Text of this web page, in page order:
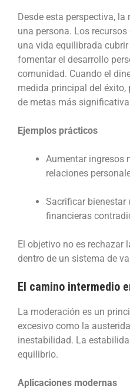
Desde esta perspectiva,
una persona. Los
una vida equilibrada
fomentar el desarrollo
comunidad. Cuando el
medida principal del éxito,
de metas más
Ejemplos prácticos
Aumentar ingresos
relaciones
Sacrificar bienestar
financieras
El objetivo no es rechazar
dentro de un sistema de
El camino intermedio
La moderación es un
excesivo como la
inestabilidad. La
equilibrio.
Aplicaciones modernas